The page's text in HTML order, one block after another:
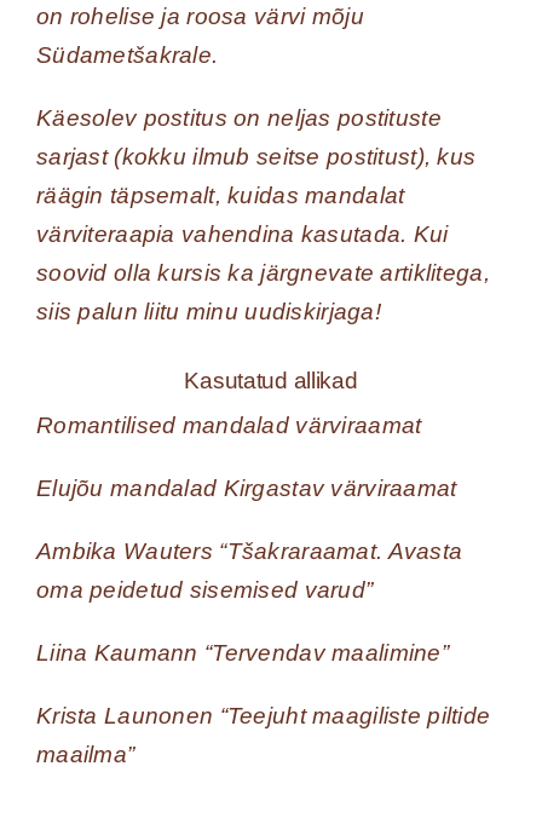
on rohelise ja roosa värvi mõju
Südametšakrale.
Käesolev postitus on neljas postituste
sarjast (kokku ilmub seitse postitust), kus
räägin täpsemalt, kuidas mandalat
värviteraapia vahendina kasutada. Kui
soovid olla kursis ka järgnevate artiklitega,
siis palun liitu minu uudiskirjaga!
Kasutatud allikad
Romantilised mandalad värviraamat
Elujõu mandalad Kirgastav värviraamat
Ambika Wauters “Tšakraraamat. Avasta
oma peidetud sisemised varud”
Liina Kaumann “Tervendav maalimine”
Krista Launonen “Teejuht maagiliste piltide
maailma”